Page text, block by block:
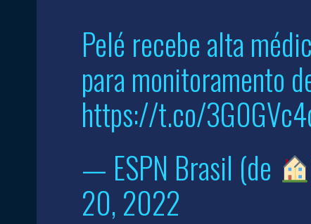
Pelé recebe alta
para monitoramento
https://t.co/
— ESPN Brasil (de
20, 2022